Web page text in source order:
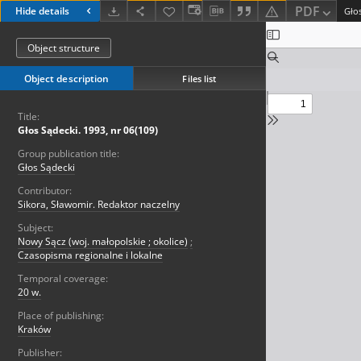
Hide details PDF
Object structure
Object description Files list
Title:
Głos Sądecki. 1993, nr 06(109)
Group publication title:
Głos Sądecki
Contributor:
Sikora, Sławomir. Redaktor naczelny
Subject:
Nowy Sącz (woj. małopolskie ; okolice) ;
Czasopisma regionalne i lokalne
Temporal coverage:
20 w.
Place of publishing:
Kraków
Publisher: